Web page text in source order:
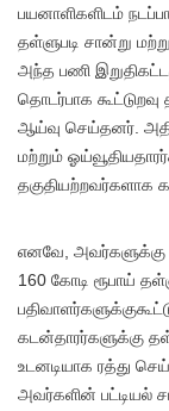
பயனாளிகளிடம்
தள்ளுபடி சான்று
அந்த பணி
தொடர்பாக
ஆய்வு செய்தனர்.
மற்றும்
தகுதியற்றவர்களாக
எனவே,
160 கோடி ரூபாய்
கடன்தாரர்களுக்கு
உடனடியாக ரத்து
அவர்களின் பட்டியல்